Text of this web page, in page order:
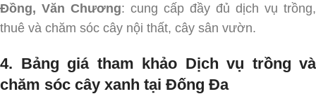
Đồng, Văn Chương: cung cấp đầy đủ dịch vụ trồng,
thuê và chăm sóc cây nội thất, cây sân vườn.
4. Bảng giá tham khảo Dịch vụ trồng và
chăm sóc cây xanh tại Đống Đa